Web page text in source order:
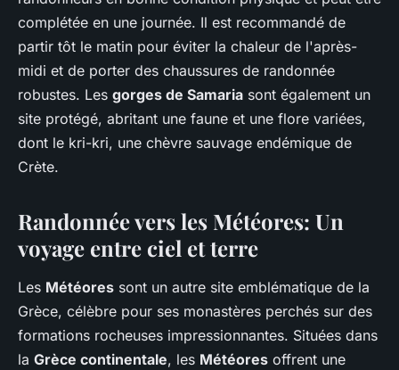
complétée en une journée. Il est recommandé de
partir tôt le matin pour éviter la chaleur de l'après-
midi et de porter des chaussures de randonnée
robustes. Les gorges de Samaria sont également un
site protégé, abritant une faune et une flore variées,
dont le kri-kri, une chèvre sauvage endémique de
Crète.
Randonnée vers les Météores: Un
voyage entre ciel et terre
Les Météores sont un autre site emblématique de la
Grèce, célèbre pour ses monastères perchés sur des
formations rocheuses impressionnantes. Situées dans
la Grèce continentale, les Météores offrent une